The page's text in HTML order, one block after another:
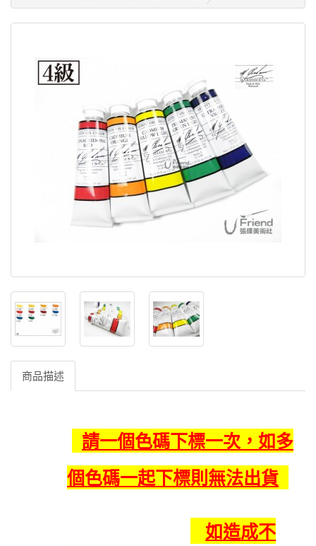
商品描述
請一個色碼下標一次，如多
個色碼一起下標則無法出貨
如造成不